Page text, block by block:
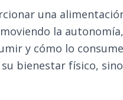
una
la
y cómo lo
bienestar físico,